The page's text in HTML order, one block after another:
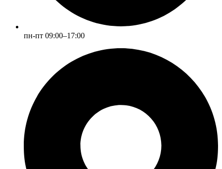
пн-пт 09:00–17:00